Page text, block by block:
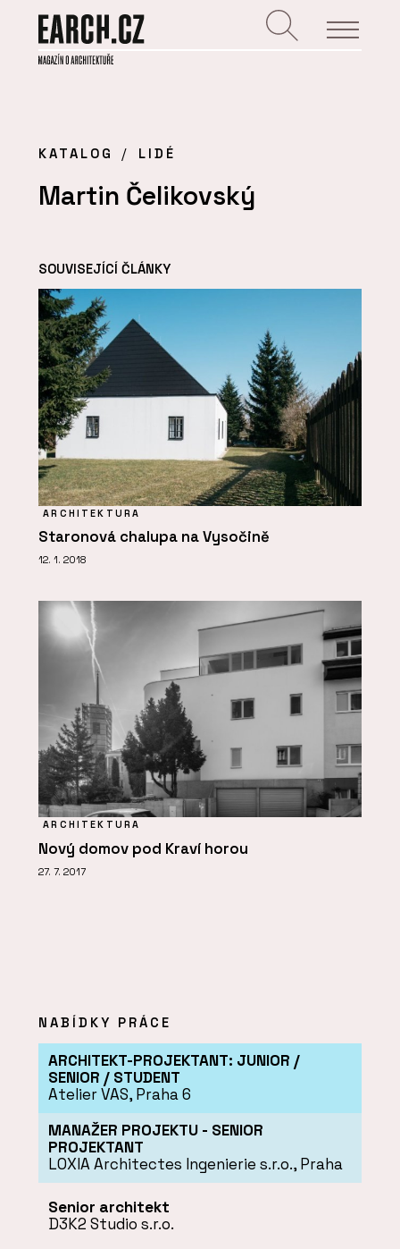
KATALOG LIDÉ
Martin Čelikovský
SOUVISEJÍCÍ ČLÁNKY
ARCHITEKTURA
Staronová chalupa na Vysočině
12. 1. 2018
ARCHITEKTURA
Nový domov pod Kraví horou
27. 7. 2017
NABÍDKY PRÁCE
ARCHITEKT-PROJEKTANT: JUNIOR /
SENIOR / STUDENT
Atelier VAS, Praha 6
MANAŽER PROJEKTU - SENIOR
PROJEKTANT
LOXIA Architectes Ingenierie s.r.o., Praha
Senior architekt
D3K2 Studio s.r.o.